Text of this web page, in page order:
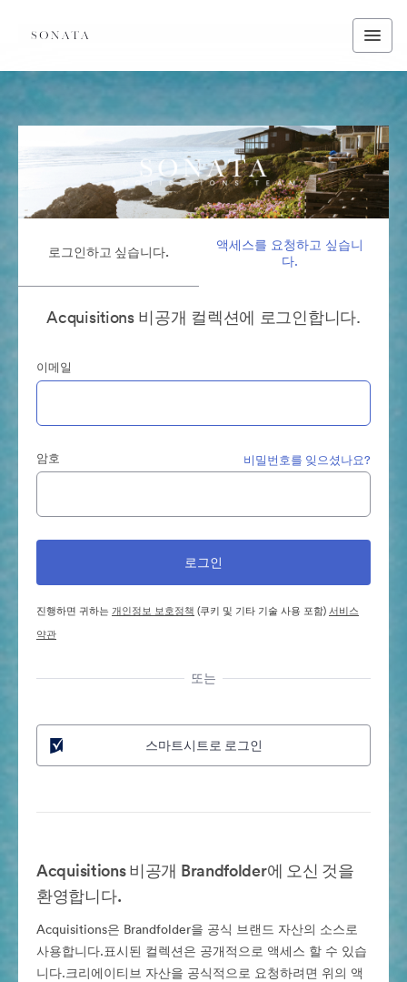
로그인하고 싶습니다.
액세스를 요청하고 싶습니
다.
Acquisitions 비공개 컬렉션에 로그인합니다.
이메일
암호 비밀번호를 잊으셨나요?
진행하면 귀하는개인정보 보호정책 (쿠키 및 기타 기술 사용 포함)서비스
약관
또는
스마트시트로 로그인
Acquisitions 비공개 Brandfolder에 오신 것을
환영합니다.
Acquisitions은 Brandfolder을 공식 브랜드 자산의 소스로
사용합니다.표시된 컬렉션은 공개적으로 액세스 할 수 있습
니다.크리에이티브 자산을 공식적으로 요청하려면 위의 액